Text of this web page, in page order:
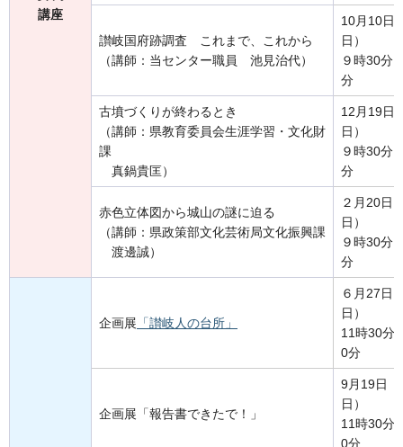
講座
讃岐国府跡調査 これまで、これから
（講師：当センター職員 池見治代）
10月10日
日）
９時30分
分
古墳づくりが終わるとき
（講師：県教育委員会生涯学習・文化財
課
真鍋貴匡）
12月19日
日）
９時30分
分
赤色立体図から城山の謎に迫る
（講師：県政策部文化芸術局文化振興課
渡邊誠）
２月20日
日）
９時30分
分
企画展 「讃岐人の台所」
６月27日
日）
11時30分
0分
企画展「報告書できたで！」
9月19日（
日）
11時30分
0分